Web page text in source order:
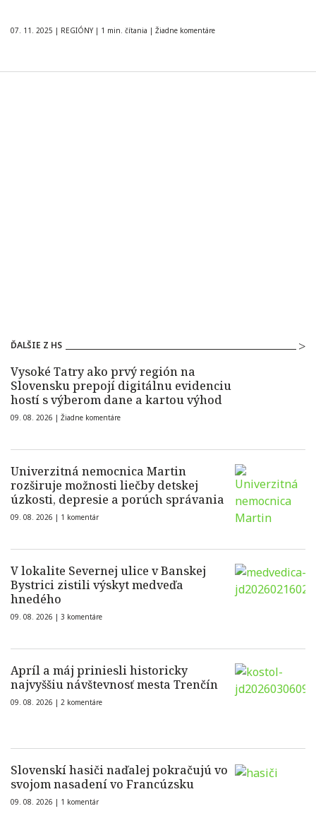
07. 11. 2025 | REGIÓNY | 1 min. čítania | Žiadne komentáre
ĎALŠIE Z HS
Vysoké Tatry ako prvý región na
Slovensku prepojí digitálnu evidenciu
hostí s výberom dane a kartou výhod
09. 08. 2026 | Žiadne komentáre
Univerzitná nemocnica Martin
rozširuje možnosti liečby detskej
úzkosti, depresie a porúch správania
09. 08. 2026 | 1 komentár
V lokalite Severnej ulice v Banskej
Bystrici zistili výskyt medveďa
hnedého
09. 08. 2026 | 3 komentáre
Apríl a máj priniesli historicky
najvyššiu návštevnosť mesta Trenčín
09. 08. 2026 | 2 komentáre
Slovenskí hasiči naďalej pokračujú vo
svojom nasadení vo Francúzsku
09. 08. 2026 | 1 komentár